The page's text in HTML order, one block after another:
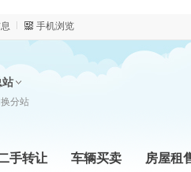
手机浏览
站
分站
手转让 车辆买卖 房屋租